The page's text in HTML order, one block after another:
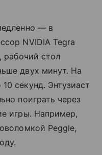
— в
NVIDIA Tegra
рабочий стол
двух минут. На
секунд. Энтузиаст
поиграть через
игры. Например,
Peggle,